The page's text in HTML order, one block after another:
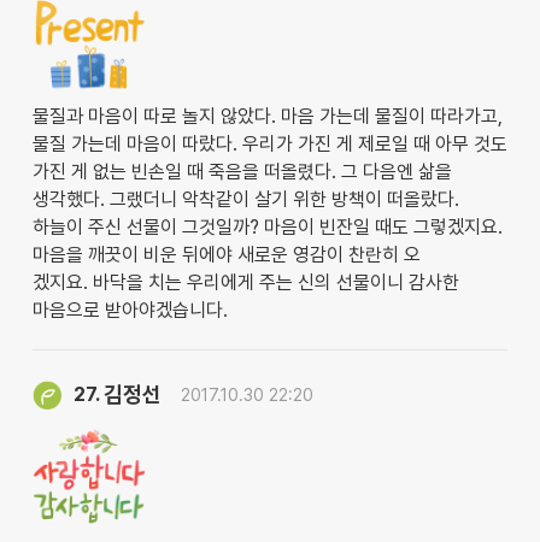
물질과 마음이 따로 놀지 않았다. 마음 가는데 물질이 따라가고,
물질 가는데 마음이 따랐다. 우리가 가진 게 제로일 때 아무 것도
가진 게 없는 빈손일 때 죽음을 떠올렸다. 그 다음엔 삶을
생각했다. 그랬더니 악착같이 살기 위한 방책이 떠올랐다.
하늘이 주신 선물이 그것일까? 마음이 빈잔일 때도 그렇겠지요.
마음을 깨끗이 비운 뒤에야 새로운 영감이 찬란히 오
겠지요. 바닥을 치는 우리에게 주는 신의 선물이니 감사한
마음으로 받아야겠습니다.
27.김정선 2017.10.30 22:20